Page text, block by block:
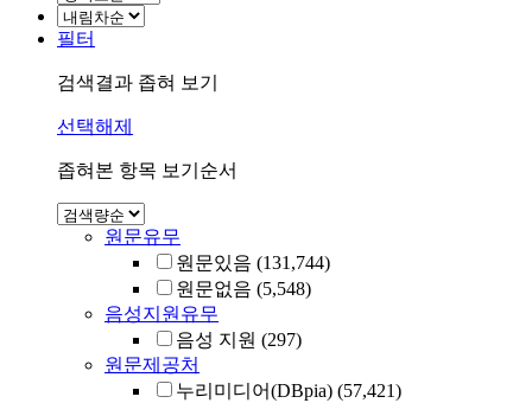
필터
검색결과 좁혀 보기
선택해제
좁혀본 항목 보기순서
원문유무
원문있음 (131,744)
원문없음 (5,548)
음성지원유무
음성 지원 (297)
원문제공처
누리미디어(DBpia) (57,421)